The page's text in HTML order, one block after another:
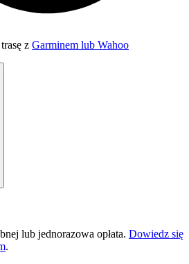
z Garminem lub Wahoo
lub jednorazowa opłata. Dowiedz się
.